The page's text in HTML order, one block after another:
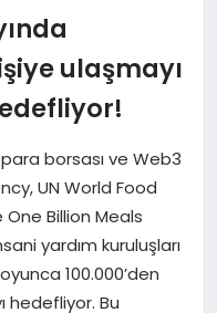
ulaşmayı
borsası ve Web3
UN World Food
Billion Meals
yardım kuruluşları
100.000’den
hedefliyor. Bu